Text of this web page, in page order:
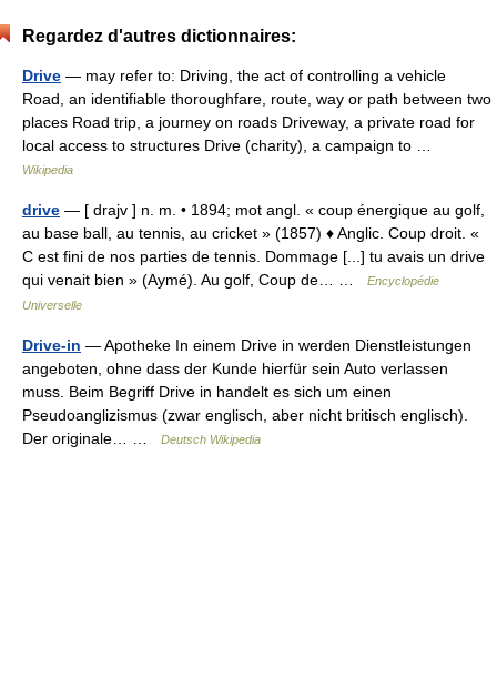
Regardez d'autres dictionnaires:
Drive — may refer to: Driving, the act of controlling a vehicle
Road, an identifiable thoroughfare, route, way or path between two
places Road trip, a journey on roads Driveway, a private road for
local access to structures Drive (charity), a campaign to …
Wikipedia
drive — [ drajv ] n. m. • 1894; mot angl. « coup énergique au golf,
au base ball, au tennis, au cricket » (1857) ♦ Anglic. Coup droit. «
C est fini de nos parties de tennis. Dommage [...] tu avais un drive
qui venait bien » (Aymé). Au golf, Coup de… …
Encyclopédie
Universelle
Drive-in — Apotheke In einem Drive in werden Dienstleistungen
angeboten, ohne dass der Kunde hierfür sein Auto verlassen
muss. Beim Begriff Drive in handelt es sich um einen
Pseudoanglizismus (zwar englisch, aber nicht britisch englisch).
Der originale… …
Deutsch Wikipedia